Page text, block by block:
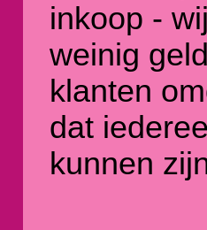
inkoop -
weinig
klanten
dat
kunnen